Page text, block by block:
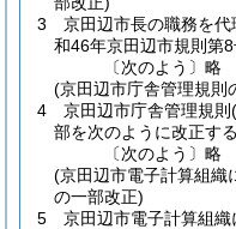
3
京田辺市長の職務を代
和46年京田辺市規則第
〔次のよう〕略
(京田辺市庁舎管理規則
4
京田辺市庁舎管理規則
部を次のように改正する
〔次のよう〕略
(京田辺市電子計算組織
の一部改正)
5
京田辺市電子計算組